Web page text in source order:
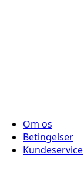
Om os
Betingelser
Kundeservice